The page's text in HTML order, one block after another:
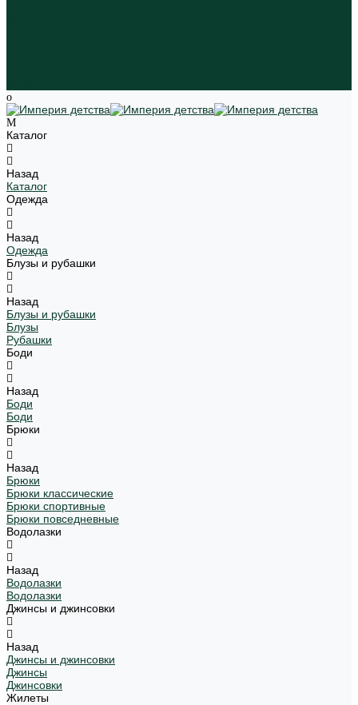
Каталог
Назад
Каталог
Одежда
Назад
Одежда
Блузы и рубашки
Назад
Блузы и рубашки
Блузы
Рубашки
Боди
Назад
Боди
Боди
Брюки
Назад
Брюки
Брюки классические
Брюки спортивные
Брюки повседневные
Водолазки
Назад
Водолазки
Водолазки
Джинсы и джинсовки
Назад
Джинсы и джинсовки
Джинсы
Джинсовки
Жилеты